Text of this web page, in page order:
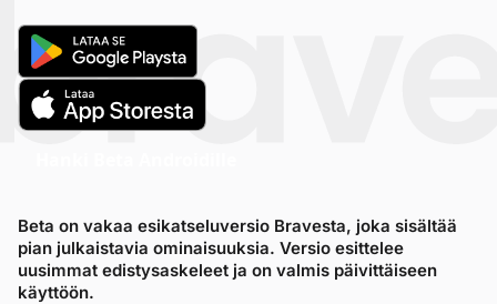
Beta on vakaa esikatseluversio Bravesta, joka sisältää
pian julkaistavia ominaisuuksia. Versio esittelee
uusimmat edistysaskeleet ja on valmis päivittäiseen
käyttöön.